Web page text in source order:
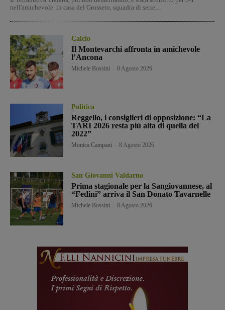
nell'amichevole in casa del Grosseto, squadra di serie...
Calcio
Il Montevarchi affronta in amichevole
l’Ancona
Michele Bossini 8 Agosto 2026
Politica
Reggello, i consiglieri di opposizione: “La
TARI 2026 resta più alta di quella del
2022”
Monica Campani 8 Agosto 2026
San Giovanni Valdarno
Prima stagionale per la Sangiovannese, al
“Fedini” arriva il San Donato Tavarnelle
Michele Bossini 8 Agosto 2026